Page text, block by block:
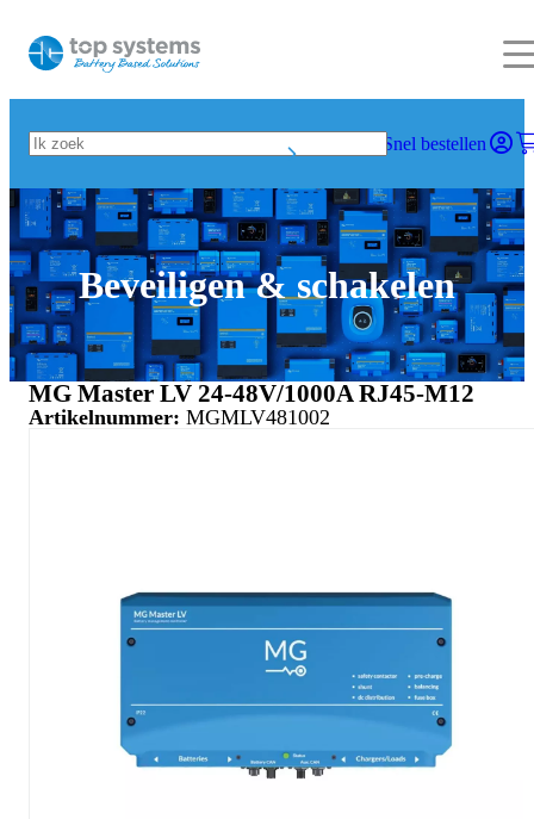
Snel bestellen
Beveiligen & schakelen
MG Master LV 24-48V/1000A RJ45-M12
Artikelnummer: MGMLV481002